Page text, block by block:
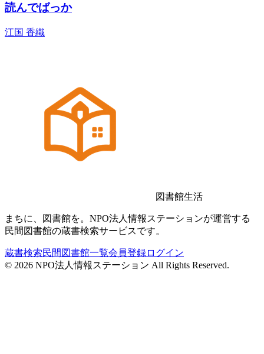
読んでばっか
江国 香織
図書館生活
まちに、図書館を。NPO法人情報ステーションが運営する
民間図書館の蔵書検索サービスです。
蔵書検索民間図書館一覧会員登録ログイン
© 2026 NPO法人情報ステーション All Rights Reserved.